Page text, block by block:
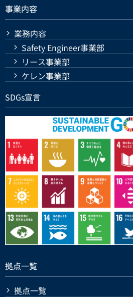
事業内容
業務内容
Safety Engineer事業部
リース事業部
ケレン事業部
SDGs宣言
拠点一覧
拠点一覧